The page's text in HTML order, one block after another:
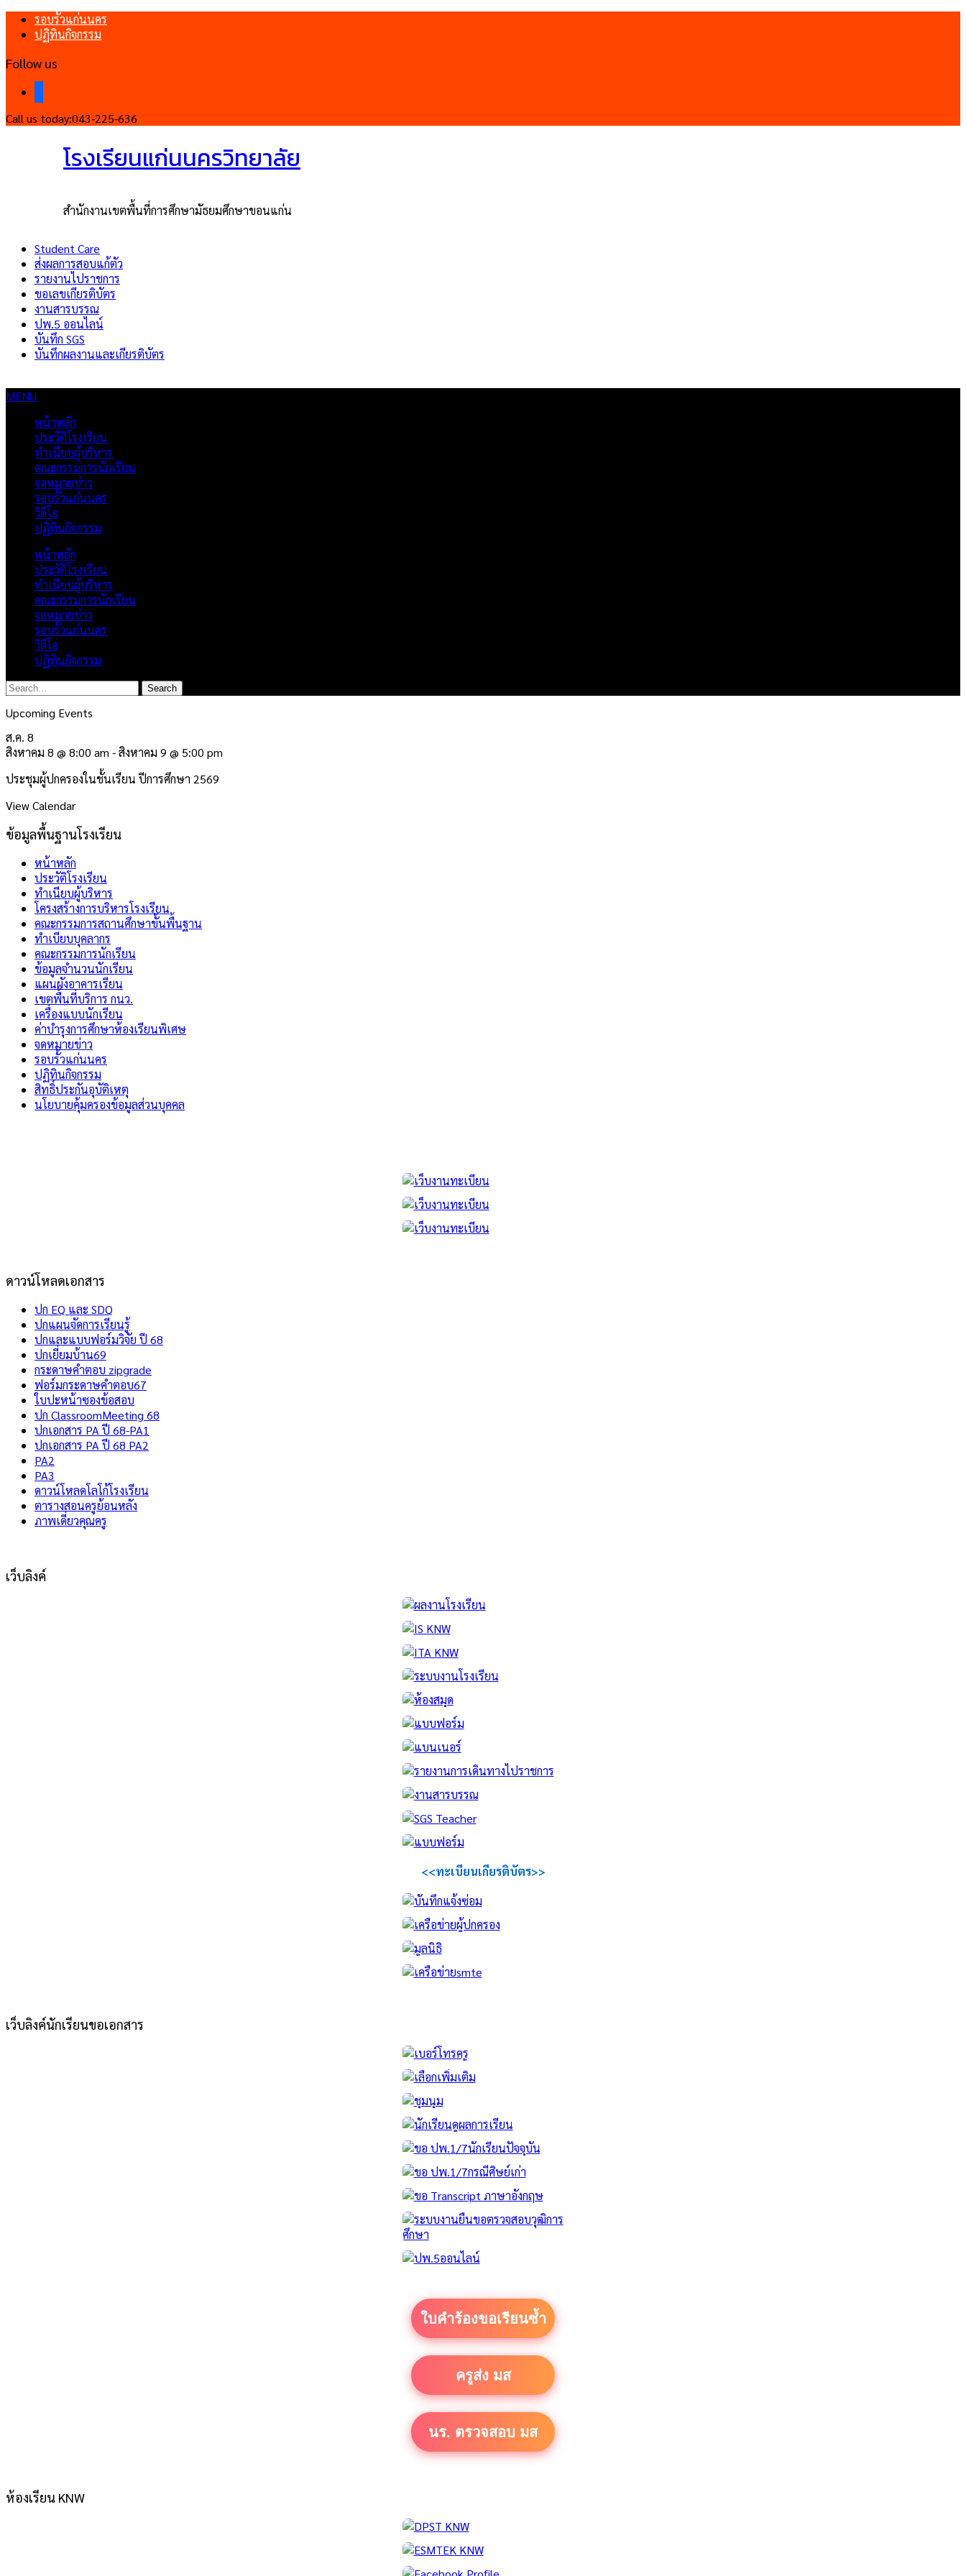
รอบรั้วแก่นนคร
ปฏิทินกิจกรรม
Follow us
Call us today:043-225-636
โรงเรียนแก่นนครวิทยาลัย
สำนักงานเขตพื้นที่การศึกษามัธยมศึกษาขอนแก่น
Student Care
ส่งผลการสอบแก้ตัว
รายงานไปราชการ
ขอเลขเกียรติบัตร
งานสารบรรณ
ปพ.5 ออนไลน์
บันทึก SGS
บันทึกผลงานและเกียรติบัตร
MENU
หน้าหลัก
ประวัติโรงเรียน
ทำเนียบผู้บริหาร
คณะกรรมการนักเรียน
จดหมายข่าว
รอบรั้วแก่นนคร
วิดีโอ
ปฏิทินกิจกรรม
หน้าหลัก
ประวัติโรงเรียน
ทำเนียบผู้บริหาร
คณะกรรมการนักเรียน
จดหมายข่าว
รอบรั้วแก่นนคร
วิดีโอ
ปฏิทินกิจกรรม
Upcoming Events
ส.ค. 8
สิงหาคม 8 @ 8:00 am -สิงหาคม 9 @ 5:00 pm
ประชุมผู้ปกครองในชั้นเรียน ปีการศึกษา 2569
View Calendar
ข้อมูลพื้นฐานโรงเรียน
หน้าหลัก
ประวัติโรงเรียน
ทำเนียบผู้บริหาร
โครงสร้างการบริหารโรงเรียน
คณะกรรมการสถานศึกษาขั้นพื้นฐาน
ทำเบียบบุคลากร
คณะกรรมการนักเรียน
ข้อมูลจำนวนนักเรียน
แผนผังอาคารเรียน
เขตพื้นที่บริการ กนว.
เครื่องแบบนักเรียน
ค่าบำรุงการศึกษาห้องเรียนพิเศษ
จดหมายข่าว
รอบรั้วแก่นนคร
ปฏิทินกิจกรรม
สิทธิ์ประกันอุบัติเหตุ
นโยบายคุ้มครองข้อมูลส่วนบุคคล
ดาวน์โหลดเอกสาร
ปก EQ และ SDQ
ปกแผนจัดการเรียนรู้
ปกและแบบฟอร์มวิจัย ปี 68
ปกเยี่ยมบ้าน69
กระดาษคำตอบ zipgrade
ฟอร์มกระดาษคำตอบ67
ใบปะหน้าซองข้อสอบ
ปก ClassroomMeeting 68
ปกเอกสาร PA ปี 68-PA1
ปกเอกสาร PA ปี 68 PA2
PA2
PA3
ดาวน์โหลดโลโก้โรงเรียน
ตารางสอนครูย้อนหลัง
ภาพเดี่ยวคุณครู
เว็บลิงค์
<<ทะเบียนเกียรติบัตร>>
เว็บลิงค์นักเรียนขอเอกสาร
ใบคำร้องขอเรียนซ้ำ
ครูส่ง มส
นร. ตรวจสอบ มส
ห้องเรียน KNW